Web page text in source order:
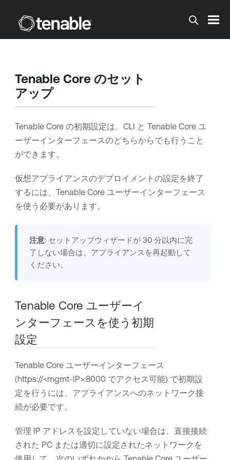
メインコンテンツに移動する
Tenable Coreのセット
アップ
Tenable Coreの初期設定は、CLI と Tenable Coreユ
ーザーインターフェースのどちらからでも行うこと
ができます。
仮想アプライアンスのデプロイメントの設定を終了
するには、 Tenable Coreユーザーインターフェース
を使う必要があります。
注意: セットアップウィザードが 30 分以内に完
了しない場合は、アプライアンスを再起動して
ください。
Tenable Core ユーザーイ
ンターフェースを使う初期
設定
Tenable Coreユーザーインターフェース
(https://<mgmt-IP>:8000 でアクセス可能) で初期設
定を行うには、アプライアンスへのネットワーク接
続が必要です。
管理 IP アドレスを設定していない場合は、直接接続
された PC または適切に設定されたネットワークを